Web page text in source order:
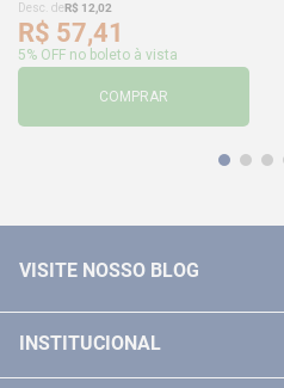
Desc. deR$ 12,02
R$ 57,41
5% OFF no boleto à vista
COMPRAR
VISITE NOSSO BLOG
INSTITUCIONAL